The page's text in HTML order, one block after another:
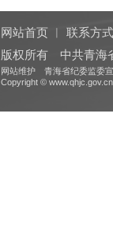
网站首页 联系方式
版权所有 中共青海
网站维护 青海省纪委监委
Copyright ©